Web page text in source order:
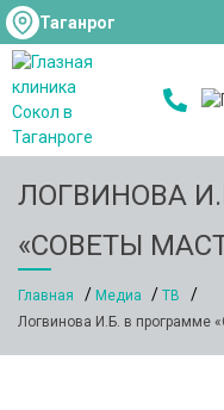
Таганрог
ЛОГВИНОВА
«СОВЕТЫ
Главная Медиа
ТВ
Логвинова И.Б. в программе